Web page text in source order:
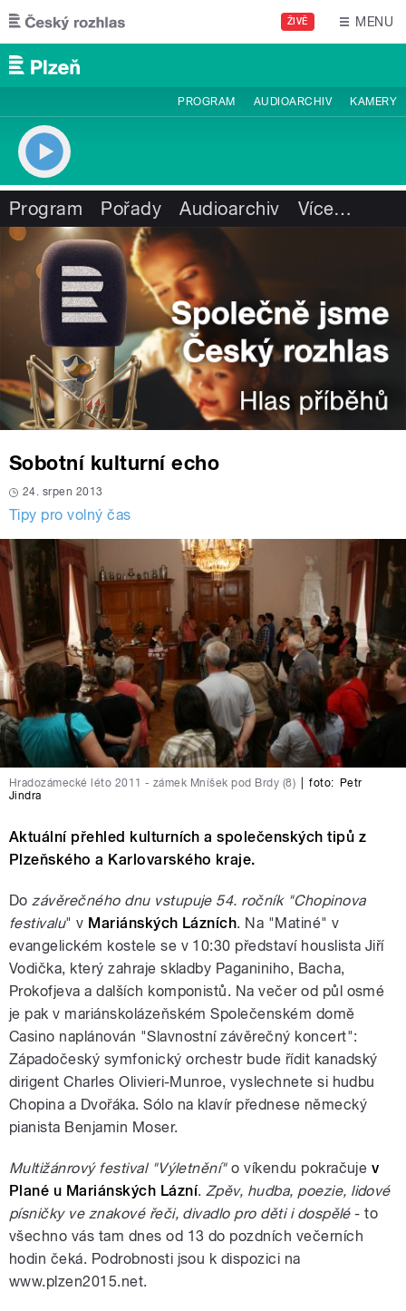
Přejít k hlavnímu obsahu
ŽIVĚ MENU
PROGRAM AUDIOARCHIV KAMERY
Program Pořady Audioarchiv Více…
Sobotní kulturní echo
24. srpen 2013
Tipy pro volný čas
Hradozámecké léto 2011 - zámek Mníšek pod Brdy (8) foto:
Petr
Jindra
Aktuální přehled kulturních a společenských tipů z
Plzeňského a Karlovarského kraje.
Dozávěrečného dnu vstupuje 54. ročník "Chopinova
festivalu" v Mariánských Lázních. Na "Matiné" v
evangelickém kostele se v 10:30 představí houslista Jiří
Vodička, který zahraje skladby Paganiniho, Bacha,
Prokofjeva a dalších komponistů. Na večer od půl osmé
je pak v mariánskolázeňském Společenském domě
Casino naplánován "Slavnostní závěrečný koncert":
Západočeský symfonický orchestr bude řídit kanadský
dirigent Charles Olivieri-Munroe, vyslechnete si hudbu
Chopina a Dvořáka. Sólo na klavír přednese německý
pianista Benjamin Moser.
Multižánrový festival "Výletnění"o víkendu pokračuje v
Plané u Mariánských Lázní. Zpěv, hudba, poezie, lidové
písničky ve znakové řeči, divadlo pro děti i dospělé- to
všechno vás tam dnes od 13 do pozdních večerních
hodin čeká. Podrobnosti jsou k dispozici na
www.plzen2015.net.